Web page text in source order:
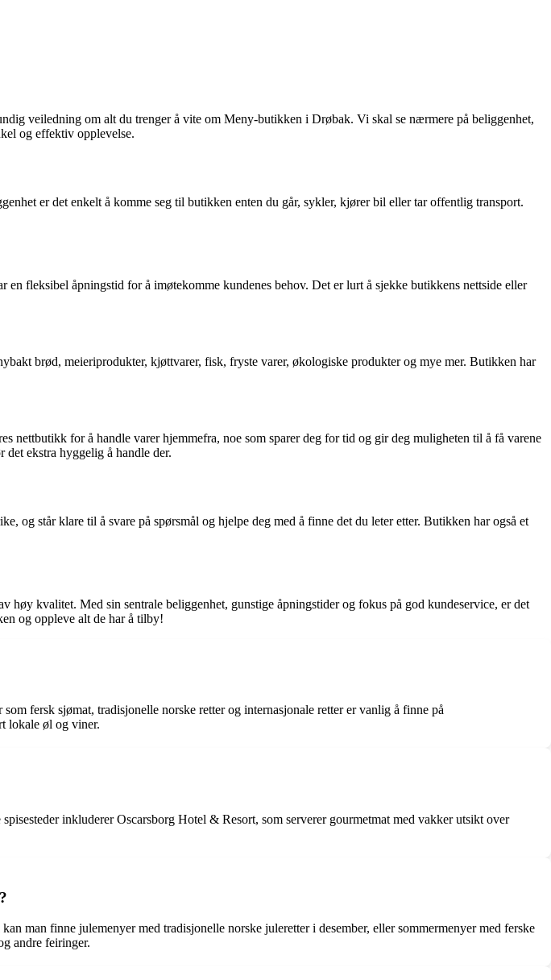
veiledning om alt du trenger å vite om Meny-butikken i Drøbak. Vi skal se nærmere på beliggenhet,
og effektiv opplevelse.
er det enkelt å komme seg til butikken enten du går, sykler, kjører bil eller tar offentlig transport.
fleksibel åpningstid for å imøtekomme kundenes behov. Det er lurt å sjekke butikkens nettside eller
brød, meieriprodukter, kjøttvarer, fisk, fryste varer, økologiske produkter og mye mer. Butikken har
nettbutikk for å handle varer hjemmefra, noe som sparer deg for tid og gir deg muligheten til å få varene
ekstra hyggelig å handle der.
og står klare til å svare på spørsmål og hjelpe deg med å finne det du leter etter. Butikken har også et
kvalitet. Med sin sentrale beliggenhet, gunstige åpningstider og fokus på god kundeservice, er det
og oppleve alt de har å tilby!
fersk sjømat, tradisjonelle norske retter og internasjonale retter er vanlig å finne på
lokale øl og viner.
inkluderer Oscarsborg Hotel & Resort, som serverer gourmetmat med vakker utsikt over
man finne julemenyer med tradisjonelle norske juleretter i desember, eller sommermenyer med ferske
andre feiringer.